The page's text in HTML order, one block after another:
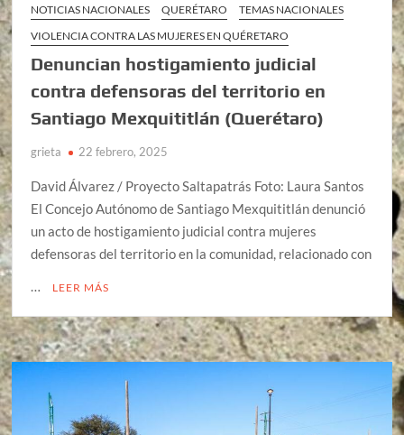
NOTICIAS NACIONALES
QUERÉTARO
TEMAS NACIONALES
VIOLENCIA CONTRA LAS MUJERES EN QUÉRETARO
Denuncian hostigamiento judicial
contra defensoras del territorio en
Santiago Mexquititlán (Querétaro)
grieta 22 febrero, 2025
David Álvarez / Proyecto Saltapatrás Foto: Laura Santos
El Concejo Autónomo de Santiago Mexquititlán denunció
un acto de hostigamiento judicial contra mujeres
defensoras del territorio en la comunidad, relacionado con
…
LEER MÁS